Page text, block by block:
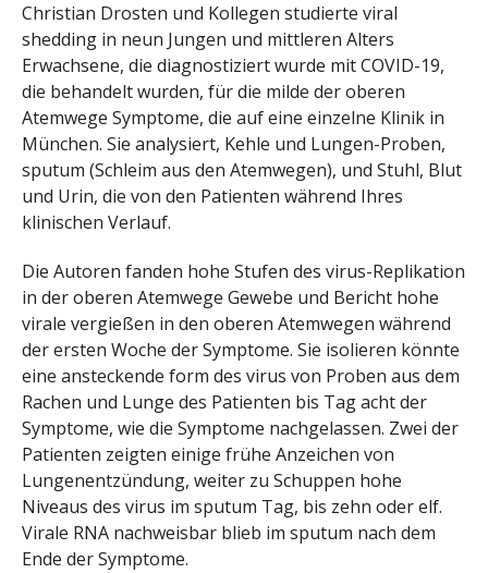
Christian Drosten und Kollegen studierte viral
shedding in neun Jungen und mittleren Alters
Erwachsene, die diagnostiziert wurde mit COVID-19,
die behandelt wurden, für die milde der oberen
Atemwege Symptome, die auf eine einzelne Klinik in
München. Sie analysiert, Kehle und Lungen-Proben,
sputum (Schleim aus den Atemwegen), und Stuhl, Blut
und Urin, die von den Patienten während Ihres
klinischen Verlauf.
Die Autoren fanden hohe Stufen des virus-Replikation
in der oberen Atemwege Gewebe und Bericht hohe
virale vergießen in den oberen Atemwegen während
der ersten Woche der Symptome. Sie isolieren könnte
eine ansteckende form des virus von Proben aus dem
Rachen und Lunge des Patienten bis Tag acht der
Symptome, wie die Symptome nachgelassen. Zwei der
Patienten zeigten einige frühe Anzeichen von
Lungenentzündung, weiter zu Schuppen hohe
Niveaus des virus im sputum Tag, bis zehn oder elf.
Virale RNA nachweisbar blieb im sputum nach dem
Ende der Symptome.